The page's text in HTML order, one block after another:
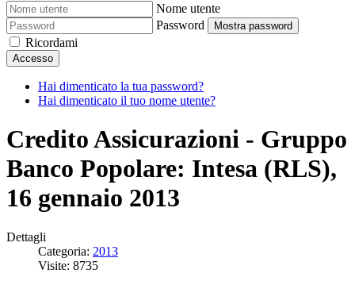
Nome utente
Password
Mostra password
Ricordami
Accesso
Hai dimenticato la tua password?
Hai dimenticato il tuo nome utente?
Credito Assicurazioni - Gruppo
Banco Popolare: Intesa (RLS),
16 gennaio 2013
Dettagli
Categoria: 2013
Visite: 8735